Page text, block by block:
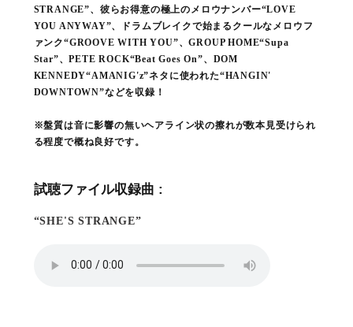
STRANGE”、彼らお得意の極上のメロウナンバー“LOVE
YOU ANYWAY”、ドラムブレイクで始まるクールなメロウフ
ァンク“GROOVE WITH YOU”、GROUP HOME“Supa
Star”、PETE ROCK“Beat Goes On”、DOM
KENNEDY“AMANIG'z”ネタに使われた“HANGIN'
DOWNTOWN”などを収録！
※盤質は音に影響の無いヘアライン状の擦れが数本見受けられ
る程度で概ね良好です。
試聴ファイル収録曲 :
“SHE'S STRANGE”